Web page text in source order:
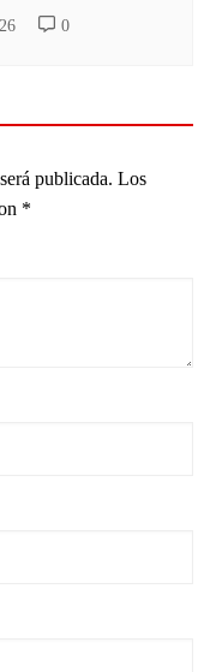
0
publicada. Los
*